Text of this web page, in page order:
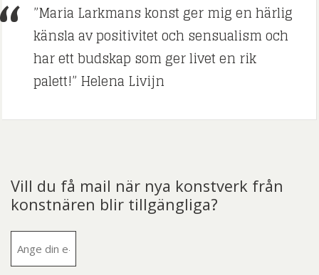
”Maria Larkmans konst ger mig en härlig
känsla av positivitet och sensualism och
har ett budskap som ger livet en rik
palett!” Helena Livijn
Vill du få mail när nya konstverk från
konstnären blir tillgängliga?